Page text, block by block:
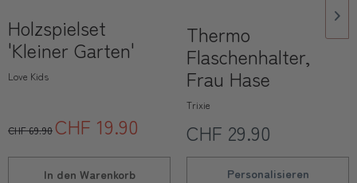
Holzspielset
'Kleiner Garten'
Love Kids
CHF 69.90CHF 19.90
In den Warenkorb
Thermo
Flaschenhalter,
Frau Hase
Trixie
CHF 29.90
Personalisieren